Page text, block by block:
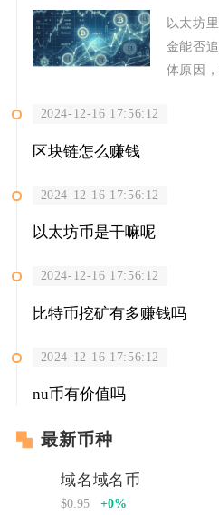
以太坊
金能否
体原因
2024-12-16 17:56:12
区块链怎么赚钱
2024-12-16 17:56:12
以太坊币是干嘛呢
2024-12-16 17:56:12
比特币挖矿有多赚钱吗
2024-12-16 17:56:12
nu币有价值吗
最新币种
域名域名币
$0.95 +0%